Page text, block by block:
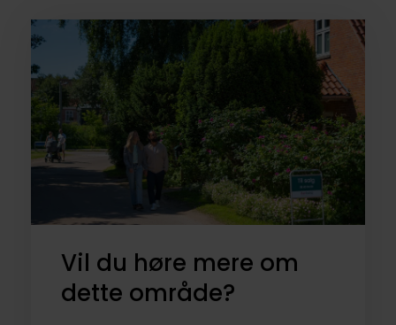
Vil du høre mere om
dette område?